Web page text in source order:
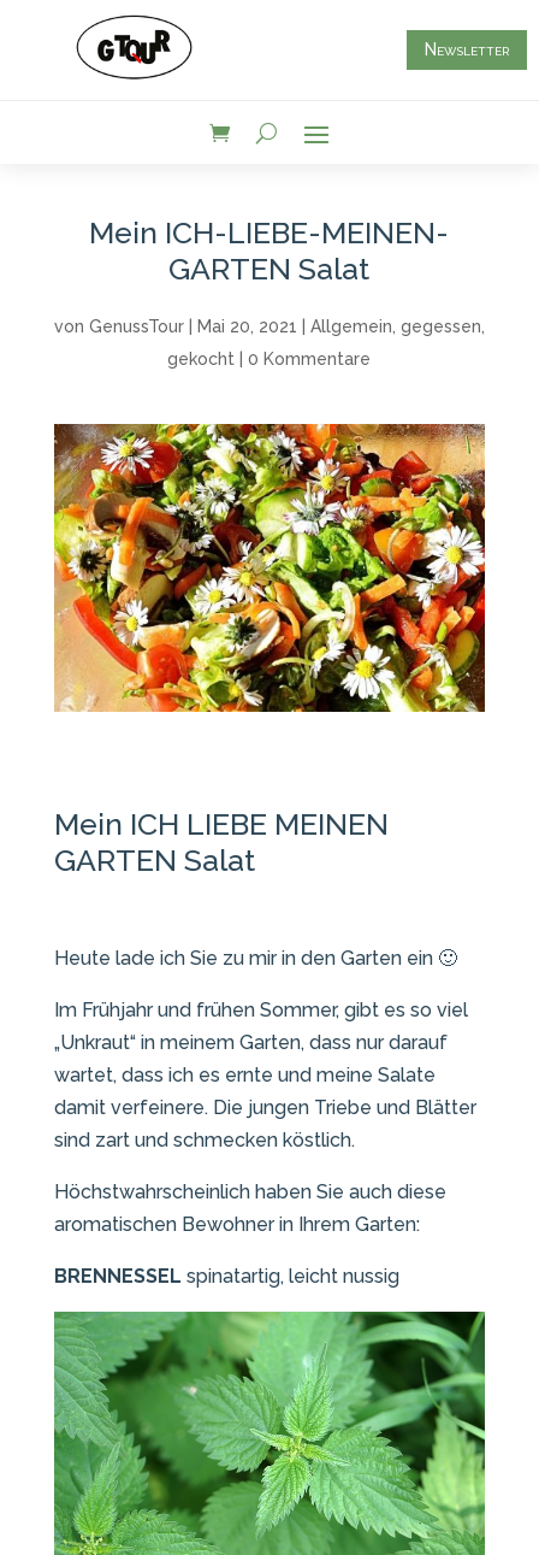
Newsletter
Mein ICH-LIEBE-MEINEN-
GARTEN Salat
von GenussTour| Mai 20, 2021 Allgemein gegessen
gekocht |0 Kommentare
Mein ICH LIEBE MEINEN
GARTEN Salat
Heute lade ich Sie zu mir in den Garten ein 🙂
Im Frühjahr und frühen Sommer, gibt es so viel
„Unkraut“ in meinem Garten, dass nur darauf
wartet, dass ich es ernte und meine Salate
damit verfeinere. Die jungen Triebe und Blätter
sind zart und schmecken köstlich.
Höchstwahrscheinlich haben Sie auch diese
aromatischen Bewohner in Ihrem Garten:
BRENNESSEL spinatartig, leicht nussig